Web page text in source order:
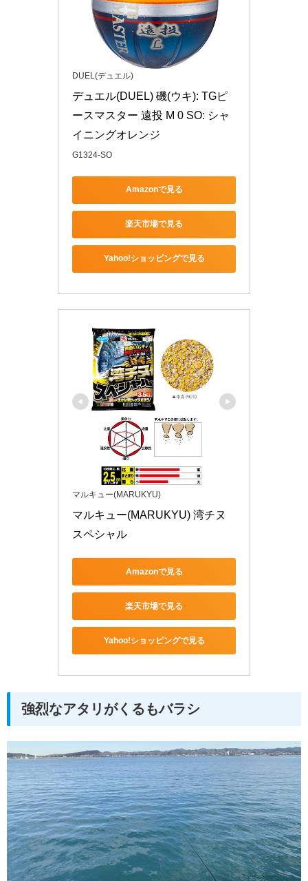
DUEL(デュエル)
デュエル(DUEL) 磯(ウキ): TGピ
ースマスター 遠投 M 0 SO: シャ
イニングオレンジ
G1324-SO
Amazonで見る
楽天市場で見る
Yahoo!ショッピングで見る
マルキュー(MARUKYU)
マルキュー(MARUKYU) 湾チヌ
スペシャル
Amazonで見る
楽天市場で見る
Yahoo!ショッピングで見る
強烈なアタリがくるもバラシ